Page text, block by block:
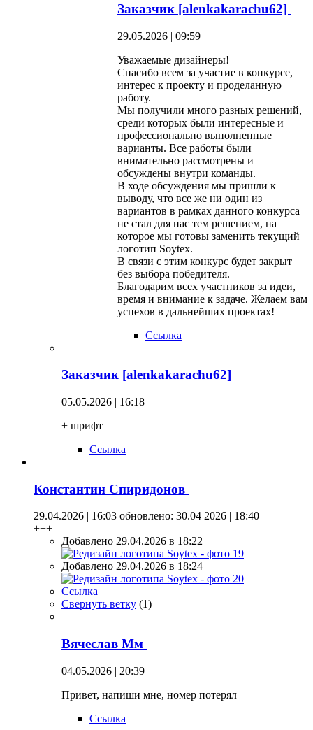
Заказчик [alenkakarachu62]
29.05.2026 | 09:59
Уважаемые дизайнеры!
Спасибо всем за участие в конкурсе,
интерес к проекту и проделанную
работу.
Мы получили много разных решений,
среди которых были интересные и
профессионально выполненные
варианты. Все работы были
внимательно рассмотрены и
обсуждены внутри команды.
В ходе обсуждения мы пришли к
выводу, что все же ни один из
вариантов в рамках данного конкурса
не стал для нас тем решением, на
которое мы готовы заменить текущий
логотип Soytex.
В связи с этим конкурс будет закрыт
без выбора победителя.
Благодарим всех участников за идеи,
время и внимание к задаче. Желаем вам
успехов в дальнейших проектах!
Ссылка
Заказчик [alenkakarachu62]
05.05.2026 | 16:18
+ шрифт
Ссылка
Константин Спиридонов
29.04.2026 | 16:03 обновлено: 30.04 2026 | 18:40
+++
Добавлено 29.04.2026 в 18:22
Добавлено 29.04.2026 в 18:24
Ссылка
Свернуть ветку (1)
Вячеслав Мм
04.05.2026 | 20:39
Привет, напиши мне, номер потерял
Ссылка